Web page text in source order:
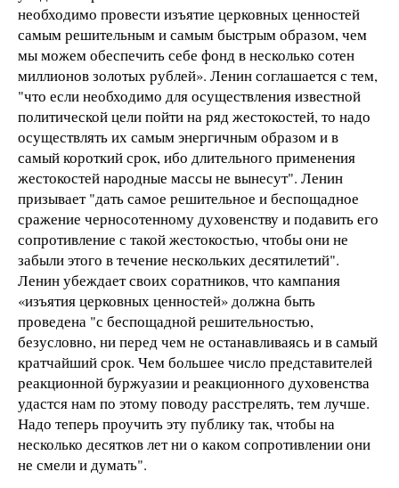
необходимо провести изъятие церковных ценностей
самым решительным и самым быстрым образом, чем
мы можем обеспечить себе фонд в несколько сотен
миллионов золотых рублей». Ленин соглашается с тем,
"что если необходимо для осуществления известной
политической цели пойти на ряд жестокостей, то надо
осуществлять их самым энергичным образом и в
самый короткий срок, ибо длительного применения
жестокостей народные массы не вынесут". Ленин
призывает "дать самое решительное и беспощадное
сражение черносотенному духовенству и подавить его
сопротивление с такой жестокостью, чтобы они не
забыли этого в течение нескольких десятилетий".
Ленин убеждает своих соратников, что кампания
«изъятия церковных ценностей» должна быть
проведена "с беспощадной решительностью,
безусловно, ни перед чем не останавливаясь и в самый
кратчайший срок. Чем большее число представителей
реакционной буржуазии и реакционного духовенства
удастся нам по этому поводу расстрелять, тем лучше.
Надо теперь проучить эту публику так, чтобы на
несколько десятков лет ни о каком сопротивлении они
не смели и думать".